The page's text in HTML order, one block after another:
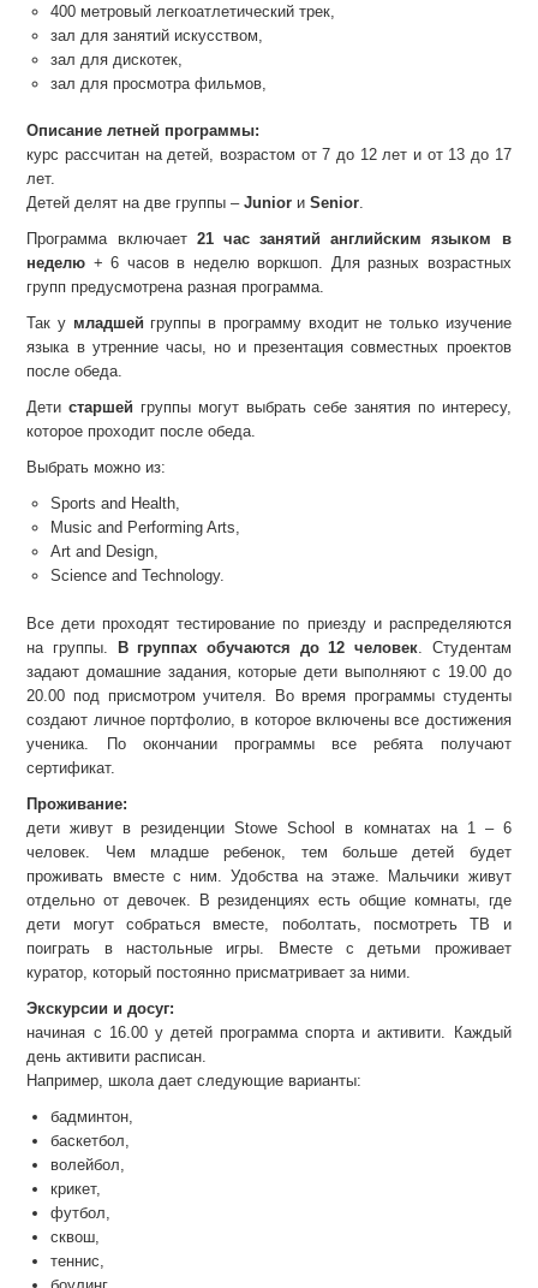
400 метровый легкоатлетический трек,
зал для занятий искусством,
зал для дискотек,
зал для просмотра фильмов,
Описание летней программы:
курс рассчитан на детей, возрастом от 7 до 12 лет и от 13 до 17
лет.
Детей делят на две группы –Junior иSenior.
Программа включает 21 час занятий английским языком в
неделю + 6 часов в неделю воркшоп. Для разных возрастных
групп предусмотрена разная программа.
Так у младшей группы в программу входит не только изучение
языка в утренние часы, но и презентация совместных проектов
после обеда.
Детистаршей группы могут выбрать себе занятия по интересу,
которое проходит после обеда.
Выбрать можно из:
Sports and Health,
Music and Performing Arts,
Art and Design,
Science and Technology.
Все дети проходят тестирование по приезду и распределяются
на группы. В группах обучаются до 12 человек. Студентам
задают домашние задания, которые дети выполняют с 19.00 до
20.00 под присмотром учителя. Во время программы студенты
создают личное портфолио, в которое включены все достижения
ученика. По окончании программы все ребята получают
сертификат.
Проживание:
дети живут в резиденции Stowe School в комнатах на 1 – 6
человек. Чем младше ребенок, тем больше детей будет
проживать вместе с ним. Удобства на этаже. Мальчики живут
отдельно от девочек. В резиденциях есть общие комнаты, где
дети могут собраться вместе, поболтать, посмотреть ТВ и
поиграть в настольные игры. Вместе с детьми проживает
куратор, который постоянно присматривает за ними.
Экскурсии и досуг:
начиная с 16.00 у детей программа спорта и активити. Каждый
день активити расписан.
Например, школа дает следующие варианты:
бадминтон,
баскетбол,
волейбол,
крикет,
футбол,
сквош,
теннис,
боулинг,